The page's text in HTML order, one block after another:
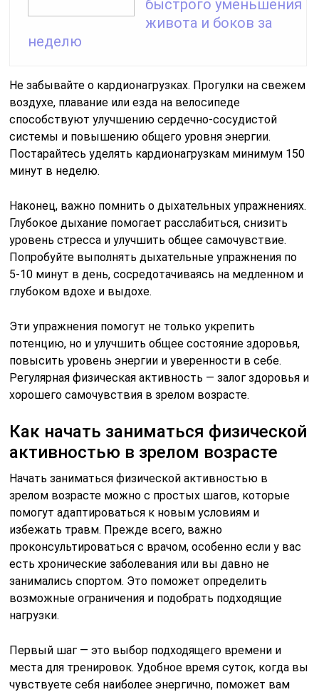
быстрого уменьшения
живота и боков за
неделю
Не забывайте о кардионагрузках. Прогулки на свежем
воздухе, плавание или езда на велосипеде
способствуют улучшению сердечно-сосудистой
системы и повышению общего уровня энергии.
Постарайтесь уделять кардионагрузкам минимум 150
минут в неделю.
Наконец, важно помнить о дыхательных упражнениях.
Глубокое дыхание помогает расслабиться, снизить
уровень стресса и улучшить общее самочувствие.
Попробуйте выполнять дыхательные упражнения по
5-10 минут в день, сосредотачиваясь на медленном и
глубоком вдохе и выдохе.
Эти упражнения помогут не только укрепить
потенцию, но и улучшить общее состояние здоровья,
повысить уровень энергии и уверенности в себе.
Регулярная физическая активность — залог здоровья и
хорошего самочувствия в зрелом возрасте.
Как начать заниматься физической
активностью в зрелом возрасте
Начать заниматься физической активностью в
зрелом возрасте можно с простых шагов, которые
помогут адаптироваться к новым условиям и
избежать травм. Прежде всего, важно
проконсультироваться с врачом, особенно если у вас
есть хронические заболевания или вы давно не
занимались спортом. Это поможет определить
возможные ограничения и подобрать подходящие
нагрузки.
Первый шаг — это выбор подходящего времени и
места для тренировок. Удобное время суток, когда вы
чувствуете себя наиболее энергично, поможет вам